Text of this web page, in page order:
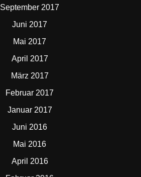
September 2017
Juni 2017
Mai 2017
April 2017
März 2017
Februar 2017
Januar 2017
Juni 2016
Mai 2016
April 2016